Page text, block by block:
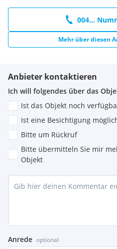
004...
Mehr über diesen
Anbieter kontaktieren
Ich will folgendes über das
Ist das Objekt noch
Ist eine Besichtigung
Bitte um Rückruf
Bitte übermitteln Sie mir
Objekt
Anrede optional